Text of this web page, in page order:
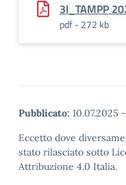
3I_TAMPP
pdf - 272 kb
Pubblicato: 10.07.2025 -
Eccetto dove
stato rilasciato sotto
Attribuzione 4.0 Italia.